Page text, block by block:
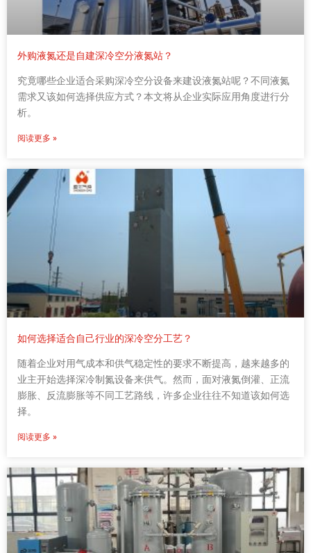
外购液氮还是自建深冷空分液氮站？
究竟哪些企业适合采购深冷空分设备来建设液氮站呢？不同液氮
需求又该如何选择供应方式？本文将从企业实际应用角度进行分
析。
阅读更多 »
如何选择适合自己行业的深冷空分工艺？
随着企业对用气成本和供气稳定性的要求不断提高，越来越多的
业主开始选择深冷制氮设备来供气。然而，面对液氮倒灌、正流
膨胀、反流膨胀等不同工艺路线，许多企业往往不知道该如何选
择。
阅读更多 »